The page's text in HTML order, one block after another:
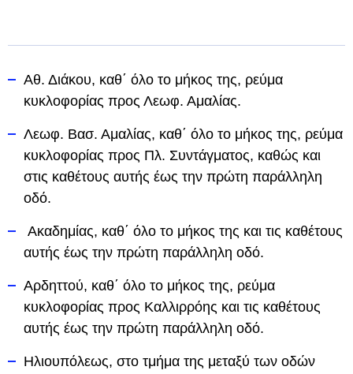
Αθ. Διάκου, καθ΄ όλο το μήκος της, ρεύμα
κυκλοφορίας προς Λεωφ. Αμαλίας.
Λεωφ. Βασ. Αμαλίας, καθ΄ όλο το μήκος της, ρεύμα
κυκλοφορίας προς Πλ. Συντάγματος, καθώς και
στις καθέτους αυτής έως την πρώτη παράλληλη
οδό.
Ακαδημίας, καθ΄ όλο το μήκος της και τις καθέτους
αυτής έως την πρώτη παράλληλη οδό.
Αρδηττού, καθ΄ όλο το μήκος της, ρεύμα
κυκλοφορίας προς Καλλιρρόης και τις καθέτους
αυτής έως την πρώτη παράλληλη οδό.
Ηλιουπόλεως, στο τμήμα της μεταξύ των οδών